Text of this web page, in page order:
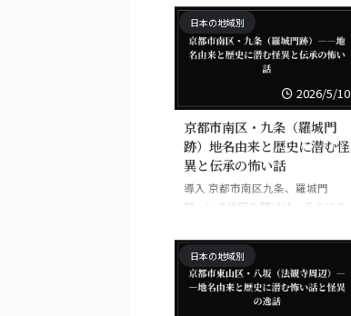
お気づきだろうか？ 「黒」とい
う ...
京都を思えば、茶碗坂、清水坂、
産寧坂といった雅な地名が先に立
つが、この町名は、そうした表の
顔のすぐ下に、古い死生観と葬送
轆轤町は、単に「ろくろ」と読む
だけの平穏な地名ではない。古く
は髑髏町とも書かれたと伝えら
れ、さらに周辺には六道の辻、鳥
辺野、六波羅、清水寺門前の往来
が重なっている。これらはすべ
て、京都の東の外れが、かつて死
の命が政治に翻弄される場であっ
たこ ...
日本の地域別
2026/5/10
京都市南区・九条（羅城門
跡）――地名由来と歴史に潜む怪
異と伝承の怖い話
導入 京都市南区九条、羅城門
跡。いま地図を開けば、そこにあ
ぎません。けれど、この場所の名
をたどると、平安京の南の玄関と
して築かれた巨大な門の記憶に突
き当たります。羅城門は、都の正
日本の地域別